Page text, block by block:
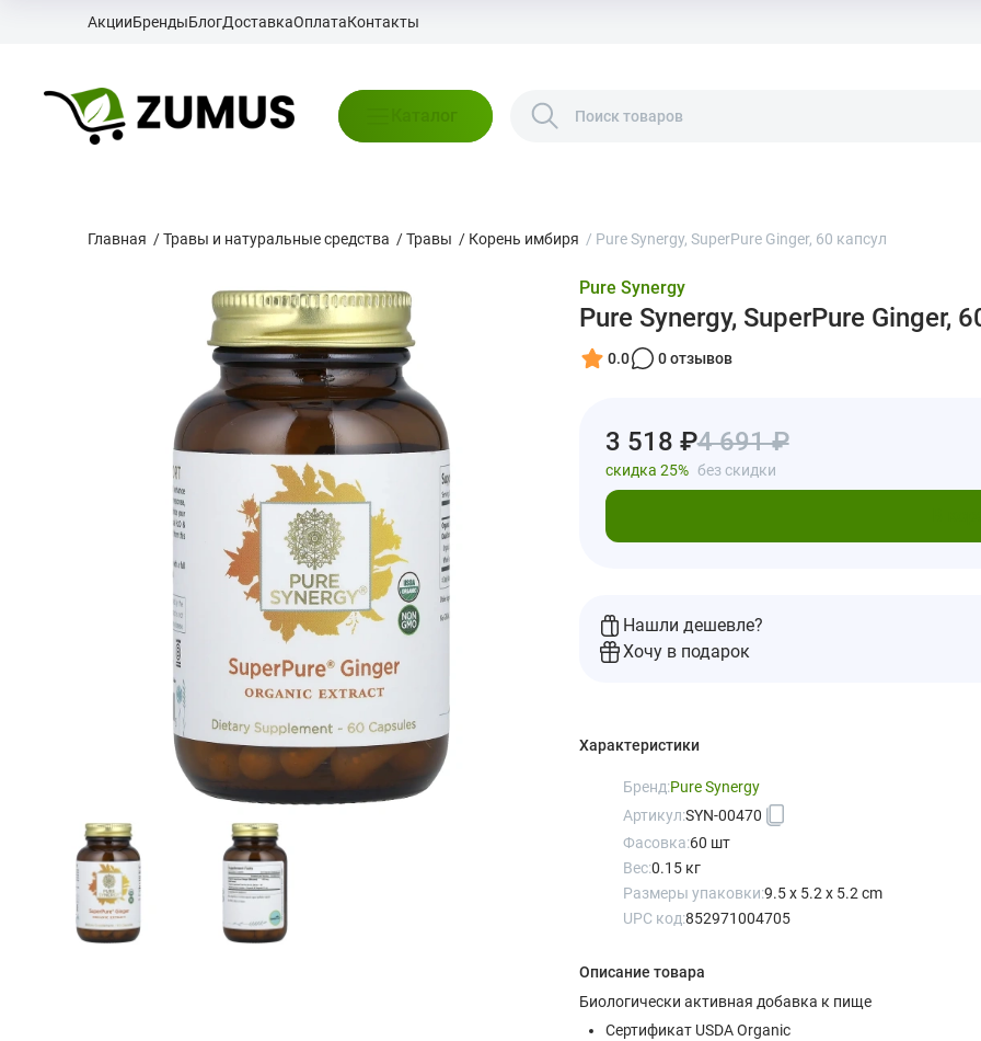
АкцииБрендыБлогДоставкаОплатаКонтакты
Каталог
Главная /Травы и натуральные средства /Травы / Корень имбиря / Pure Synergy, SuperPure Ginger, 60 капсул
Pure Synergy
Pure Synergy, SuperPure Ginger,
0.0 0 отзывов
3 518 ₽
скидка 25%
4 691 ₽
без скидки
Нашли дешевле?
Хочу в подарок
Характеристики
Бренд:Pure Synergy
Артикул:SYN-00470
Фасовка:60 шт
Вес:0.15 кг
Размеры упаковки:9.5 x 5.2 x 5.2 cm
UPC код:852971004705
Описание товара
Биологически активная добавка к пище
Сертификат USDA Organic